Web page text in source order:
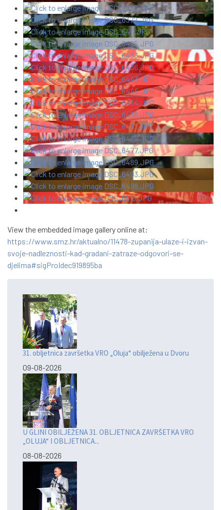
View the embedded image gallery online at:
https://www.smz.hr/aktualno/11478-zupanija-ulaze-i-izvan-
svoje-nadleznosti-kad-gradani-zatraze-odgovori-se-
djelima#sigProIdec919895ba
31. obljetnica završetka VRO „Oluja“ obilježena u Dvoru
09-08-2026
U GLINI OBILJEŽENA 31. OBLJETNICA ZAVRŠETKA VRO
„OLUJA“ I OBLJETNICA...
08-08-2026